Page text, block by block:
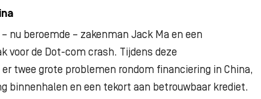
nu beroemde – zakenman Jack Ma en een
voor de Dot-com crash. Tijdens deze
twee grote problemen rondom financiering in China,
binnenhalen en een tekort aan betrouwbaar krediet.